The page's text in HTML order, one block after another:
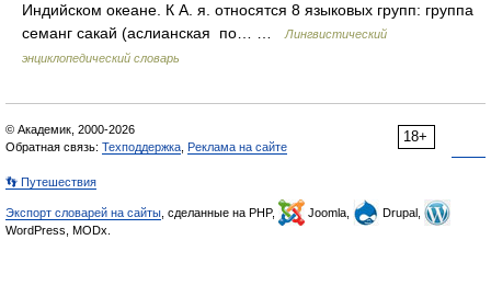
Индийском океане. К А. я. относятся 8 языковых групп: группа
семанг сакай (аслианская по… …
Лингвистический
энциклопедический словарь
18+
© Академик, 2000-2026
Обратная связь: Техподдержка Реклама на сайте
👣 Путешествия
Экспорт словарей на сайты , сделанные на PHP, Joomla,
Drupal,
WordPress, MODx.